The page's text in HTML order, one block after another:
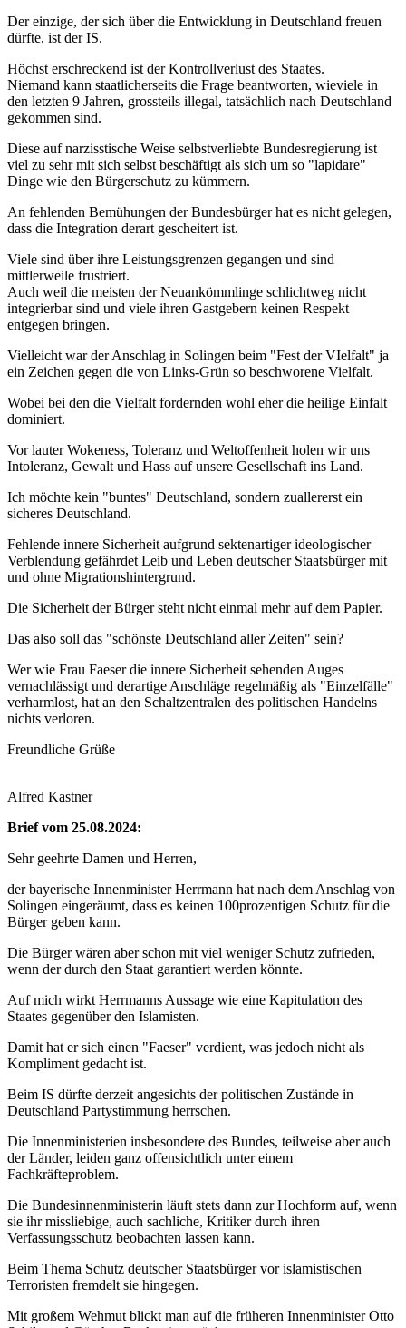
Der einzige, der sich über die Entwicklung in Deutschland freuen
dürfte, ist der IS.
Höchst erschreckend ist der Kontrollverlust des Staates.
Niemand kann staatlicherseits die Frage beantworten, wieviele in
den letzten 9 Jahren, grossteils illegal, tatsächlich nach Deutschland
gekommen sind.
Diese auf narzisstische Weise selbstverliebte Bundesregierung ist
viel zu sehr mit sich selbst beschäftigt als sich um so "lapidare"
Dinge wie den Bürgerschutz zu kümmern.
An fehlenden Bemühungen der Bundesbürger hat es nicht gelegen,
dass die Integration derart gescheitert ist.
Viele sind über ihre Leistungsgrenzen gegangen und sind
mittlerweile frustriert.
Auch weil die meisten der Neuankömmlinge schlichtweg nicht
integrierbar sind und viele ihren Gastgebern keinen Respekt
entgegen bringen.
Vielleicht war der Anschlag in Solingen beim "Fest der VIelfalt" ja
ein Zeichen gegen die von Links-Grün so beschworene Vielfalt.
Wobei bei den die Vielfalt fordernden wohl eher die heilige Einfalt
dominiert.
Vor lauter Wokeness, Toleranz und Weltoffenheit holen wir uns
Intoleranz, Gewalt und Hass auf unsere Gesellschaft ins Land.
Ich möchte kein "buntes" Deutschland, sondern zuallererst ein
sicheres Deutschland.
Fehlende innere Sicherheit aufgrund sektenartiger ideologischer
Verblendung gefährdet Leib und Leben deutscher Staatsbürger mit
und ohne Migrationshintergrund.
Die Sicherheit der Bürger steht nicht einmal mehr auf dem Papier.
Das also soll das "schönste Deutschland aller Zeiten" sein?
Wer wie Frau Faeser die innere Sicherheit sehenden Auges
vernachlässigt und derartige Anschläge regelmäßig als "Einzelfälle"
verharmlost, hat an den Schaltzentralen des politischen Handelns
nichts verloren.
Freundliche Grüße
Alfred Kastner
Brief vom 25.08.2024:
Sehr geehrte Damen und Herren,
der bayerische Innenminister Herrmann hat nach dem Anschlag von
Solingen eingeräumt, dass es keinen 100prozentigen Schutz für die
Bürger geben kann.
Die Bürger wären aber schon mit viel weniger Schutz zufrieden,
wenn der durch den Staat garantiert werden könnte.
Auf mich wirkt Herrmanns Aussage wie eine Kapitulation des
Staates gegenüber den Islamisten.
Damit hat er sich einen "Faeser" verdient, was jedoch nicht als
Kompliment gedacht ist.
Beim IS dürfte derzeit angesichts der politischen Zustände in
Deutschland Partystimmung herrschen.
Die Innenministerien insbesondere des Bundes, teilweise aber auch
der Länder, leiden ganz offensichtlich unter einem
Fachkräfteproblem.
Die Bundesinnenministerin läuft stets dann zur Hochform auf, wenn
sie ihr missliebige, auch sachliche, Kritiker durch ihren
Verfassungsschutz beobachten lassen kann.
Beim Thema Schutz deutscher Staatsbürger vor islamistischen
Terroristen fremdelt sie hingegen.
Mit großem Wehmut blickt man auf die früheren Innenminister Otto